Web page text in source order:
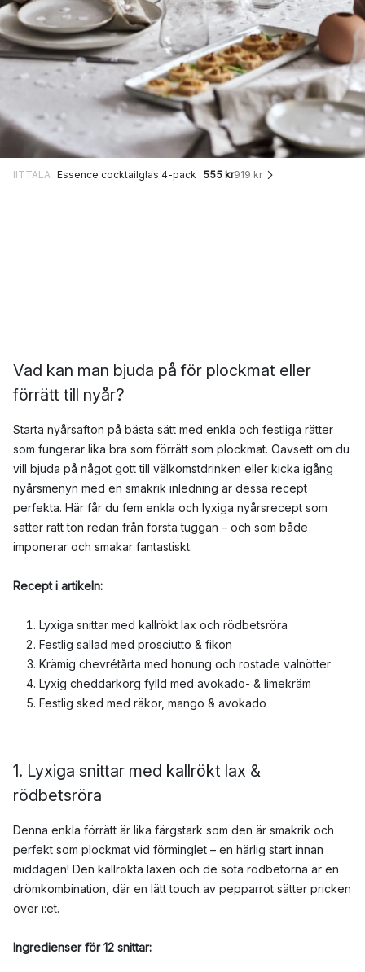
IITTALA Essence cocktailglas 4-pack 555 kr919 kr
Vad kan man bjuda på för plockmat eller
förrätt till nyår?
Starta nyårsafton på bästa sätt med enkla och festliga rätter
som fungerar lika bra som förrätt som plockmat. Oavsett om du
vill bjuda på något gott till välkomstdrinken eller kicka igång
nyårsmenyn med en smakrik inledning är dessa recept
perfekta. Här får du fem enkla och lyxiga nyårsrecept som
sätter rätt ton redan från första tuggan – och som både
imponerar och smakar fantastiskt.
Recept i artikeln:
Lyxiga snittar med kallrökt lax och rödbetsröra
Festlig sallad med prosciutto & fikon
Krämig chevrétårta med honung och rostade valnötter
Lyxig cheddarkorg fylld med avokado- & limekräm
Festlig sked med räkor, mango & avokado
1. Lyxiga snittar med kallrökt lax &
rödbetsröra
Denna enkla förrätt är lika färgstark som den är smakrik och
perfekt som plockmat vid förminglet – en härlig start innan
middagen! Den kallrökta laxen och de söta rödbetorna är en
drömkombination, där en lätt touch av pepparrot sätter pricken
över i:et.
Ingredienser för 12 snittar: